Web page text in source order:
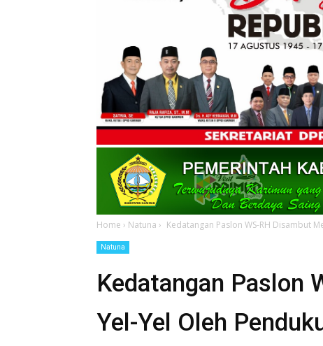
Home › Natuna › Kedatangan Paslon WS-RH Disambut
Natuna
Kedatangan Paslon
Yel-Yel Oleh